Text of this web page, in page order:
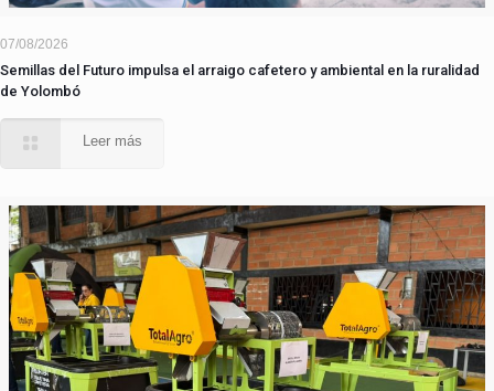
07/08/2026
Semillas del Futuro impulsa el arraigo cafetero y ambiental en la ruralidad
de Yolombó
Leer más